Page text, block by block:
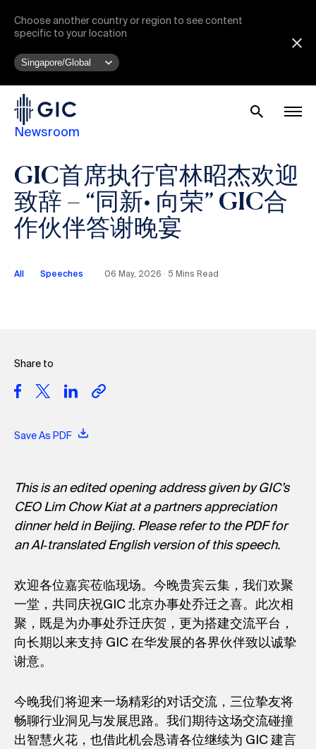
Choose another country or region to see content
specific to your location
Newsroom
GIC首席执行官林昭杰欢迎
致辞 – “同新• 向荣” GIC合
作伙伴答谢晚宴
All Speeches 06 May, 2026 ∙ 5 Mins Read
Share to
Save As PDF
This is an edited opening address given by GIC’s
CEO Lim Chow Kiat at a partners appreciation
dinner held in Beijing. Please refer to the PDF for
an AI‑translated English version of this speech.
欢迎各位嘉宾莅临现场。今晚贵宾云集，我们欢聚
一堂，共同庆祝GIC 北京办事处乔迁之喜。此次相
聚，既是为办事处乔迁庆贺，更为搭建交流平台，
向长期以来支持 GIC 在华发展的各界伙伴致以诚挚
谢意。
今晚我们将迎来一场精彩的对话交流，三位挚友将
畅聊行业洞见与发展思路。我们期待这场交流碰撞
出智慧火花，也借此机会恳请各位继续为 GIC 建言